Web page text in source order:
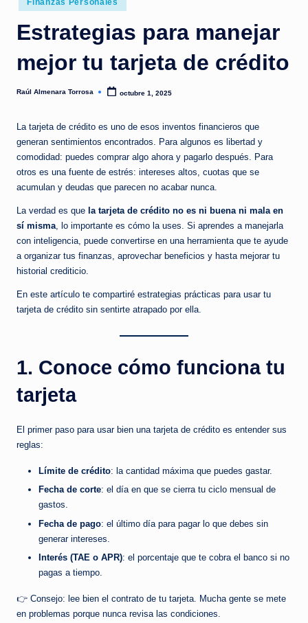
s
y
a
|
o
s
m
it
o
s
s
o
b
e
el
i
n
d
hábitos
que
sí
funcionan.
en
Finanzas Personales
Estrategias para manejar
mejor tu tarjeta de crédito
Publicado
Raúl Almenara Torrosa octubre 1, 2025
La tarjeta de crédito es uno de esos inventos financieros que
generan sentimientos encontrados. Para algunos es libertad y
comodidad: puedes comprar algo ahora y pagarlo después. Para
otros es una fuente de estrés: intereses altos, cuotas que se
acumulan y deudas que parecen no acabar nunca.
La verdad es que la tarjeta de crédito no es ni buena ni mala en
sí misma, lo importante es cómo la uses. Si aprendes a manejarla
con inteligencia, puede convertirse en una herramienta que te ayude
a organizar tus finanzas, aprovechar beneficios y hasta mejorar tu
historial crediticio.
En este artículo te compartiré estrategias prácticas para usar tu
tarjeta de crédito sin sentirte atrapado por ella.
1. Conoce cómo funciona tu
tarjeta
El primer paso para usar bien una tarjeta de crédito es entender sus
reglas:
Límite de crédito: la cantidad máxima que puedes gastar.
Fecha de corte: el día en que se cierra tu ciclo mensual de
gastos.
Fecha de pago: el último día para pagar lo que debes sin
generar intereses.
Interés (TAE o APR): el porcentaje que te cobra el banco si no
pagas a tiempo.
👉 Consejo: lee bien el contrato de tu tarjeta. Mucha gente se mete
en problemas porque nunca revisa las condiciones.